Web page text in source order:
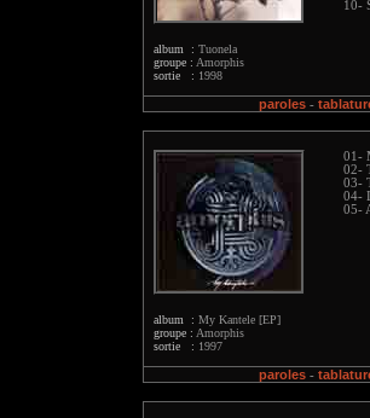
album : Tuonela
groupe : Amorphis
sortie : 1998
10-
paroles -
album : My Kantele [EP]
groupe : Amorphis
sortie : 1997
01-
02-
03-
04-
05-
paroles -